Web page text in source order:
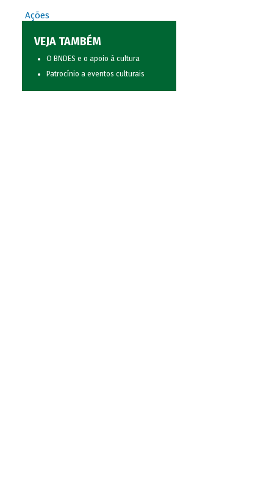
Ações
VEJA TAMBÉM
O BNDES e o apoio à cultura
Patrocínio a eventos culturais